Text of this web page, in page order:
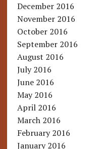
December 2016
November 2016
October 2016
September 2016
August 2016
July 2016
June 2016
May 2016
April 2016
March 2016
February 2016
January 2016